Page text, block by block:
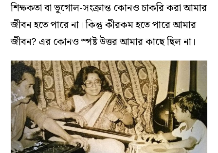
শিক্ষকতা বা ভূগোল-সংক্রান্ত কোনও চাকরি করা আমার
জীবন হতে পারে না। কিন্তু কীরকম হতে পারে আমার
জীবন? এর কোনও স্পষ্ট উত্তর আমার কাছে ছিল না।